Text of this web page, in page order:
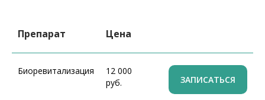
Препарат Цена
Биоревитализация
12 000
руб.
ЗАПИСАТЬСЯ